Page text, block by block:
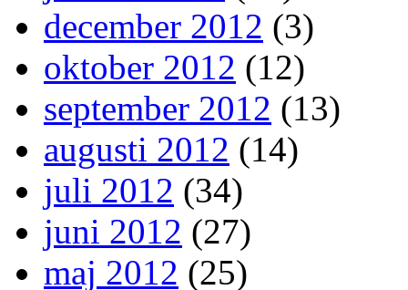
december 2012 (3)
oktober 2012 (12)
september 2012 (13)
augusti 2012 (14)
juli 2012 (34)
juni 2012 (27)
maj 2012 (25)